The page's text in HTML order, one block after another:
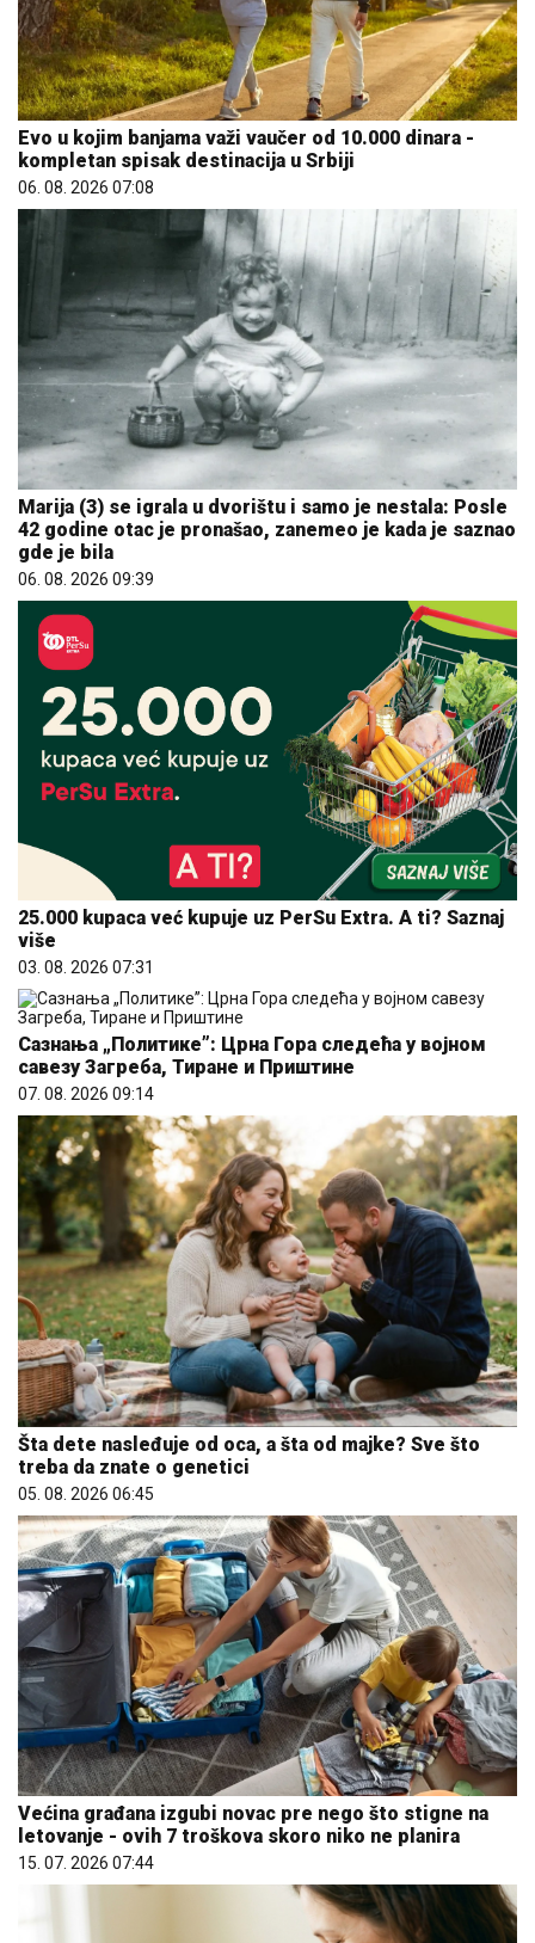
Evo u kojim banjama važi vaučer od 10.000 dinara -
kompletan spisak destinacija u Srbiji
06. 08. 2026 07:08
Marija (3) se igrala u dvorištu i samo je nestala: Posle
42 godine otac je pronašao, zanemeo je kada je saznao
gde je bila
06. 08. 2026 09:39
25.000 kupaca već kupuje uz PerSu Extra. A ti? Saznaj
više
03. 08. 2026 07:31
Сазнања „Политике”: Црна Гора следећа у војном
савезу Загреба, Тиране и Приштине
07. 08. 2026 09:14
Šta dete nasleđuje od oca, a šta od majke? Sve što
treba da znate o genetici
05. 08. 2026 06:45
Većina građana izgubi novac pre nego što stigne na
letovanje - ovih 7 troškova skoro niko ne planira
15. 07. 2026 07:44